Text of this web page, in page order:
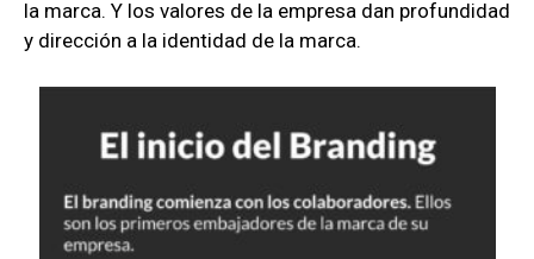
la marca. Y los valores de la empresa dan profundidad
y dirección a la identidad de la marca.